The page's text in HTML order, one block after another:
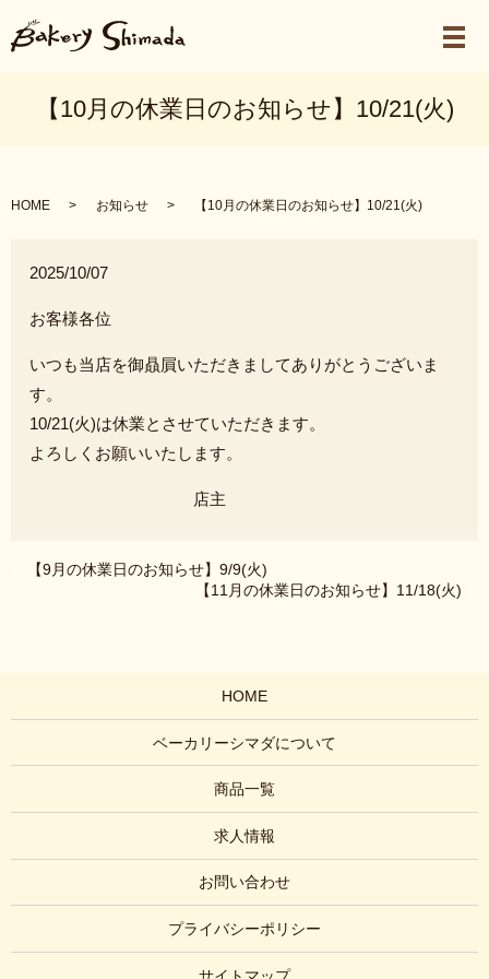
メ
【10月の休業日のお知らせ】10/21(火)
HOME お知らせ 【10月の休業日のお知らせ】10/21(火)
2025/10/07
お客様各位
いつも当店を御贔屓いただきましてありがとうございま
す。
10/21(火)は休業とさせていただきます。
よろしくお願いいたします。
店主
【9月の休業日のお知らせ】9/9(火)
【11月の休業日のお知らせ】11/18(火)
HOME
ベーカリーシマダについて
商品一覧
求人情報
お問い合わせ
プライバシーポリシー
サイトマップ